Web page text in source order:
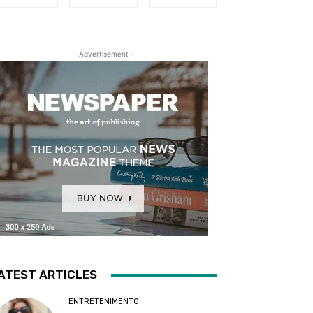
- Advertisement -
ARTICLES
ENTRETENIMENTO